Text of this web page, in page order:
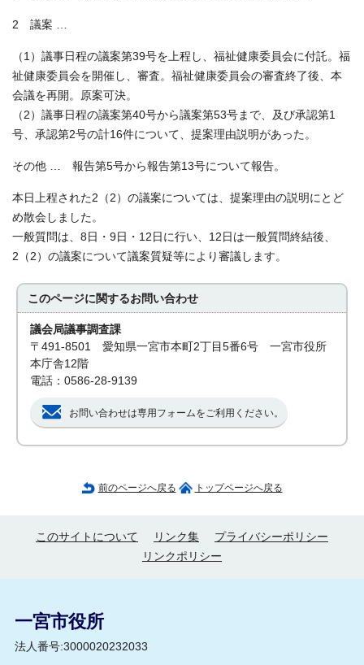
2 議案 …
（1）議事日程の議案第39号を上程し、福祉健康委員会に付託。福
祉健康委員会を開催し、審査。福祉健康委員会の審査終了後、本
会議を再開。原案可決。
（2）議事日程の議案第40号から議案第53号まで、及び承認第1
号、承認第2号の計16件について、提案理由説明があった。
その他 … 報告第5号から報告第13号について報告。
本日上程された2（2）の議案については、提案理由の説明にとど
め散会しました。
一般質問は、8日・9日・12日に行い、12日は一般質問終結後、
2（2）の議案について議案質疑等により審議します。
このページに関するお問い合わせ
議会局議事調査課
〒491-8501 愛知県一宮市本町2丁目5番6号 一宮市役所
本庁舎12階
電話：0586-28-9139
お問い合わせは専用フォームをご利用ください。
前のページへ戻る トップページへ戻る
このサイトについて リンク集
プライバシーポリシー
リンクポリシー
一宮市役所
法人番号:3000020232033